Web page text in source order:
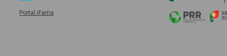
Portal iFama